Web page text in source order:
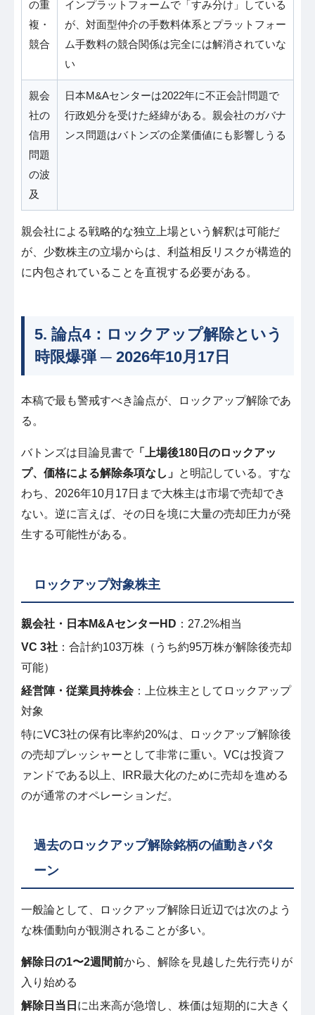
の重
複・
競合
インプラットフォームで「すみ分け」している
が、対面型仲介の手数料体系とプラットフォー
ム手数料の競合関係は完全には解消されていな
い
親会
社の
信用
問題
の波
及
日本M&Aセンターは2022年に不正会計問題で
行政処分を受けた経緯がある。親会社のガバナ
ンス問題はバトンズの企業価値にも影響しうる
親会社による戦略的な独立上場という解釈は可能だ
が、少数株主の立場からは、利益相反リスクが構造的
に内包されていることを直視する必要がある。
5. 論点4：ロックアップ解除という
時限爆弾 ─ 2026年10月17日
本稿で最も警戒すべき論点が、ロックアップ解除であ
る。
バトンズは目論見書で 「上場後180日のロックアッ
プ、価格による解除条項なし」 と明記している。すな
わち、2026年10月17日まで大株主は市場で売却でき
ない。逆に言えば、その日を境に大量の売却圧力が発
生する可能性がある。
ロックアップ対象株主
親会社・日本M&AセンターHD ：27.2%相当
VC 3社 ：合計約103万株（うち約95万株が解除後売却
可能）
経営陣・従業員持株会 ：上位株主としてロックアップ
対象
特にVC3社の保有比率約20%は、ロックアップ解除後
の売却プレッシャーとして非常に重い。VCは投資フ
ァンドである以上、IRR最大化のために売却を進める
のが通常のオペレーションだ。
過去のロックアップ解除銘柄の値動きパタ
ーン
一般論として、ロックアップ解除日近辺では次のよう
な株価動向が観測されることが多い。
解除日の1〜2週間前から、解除を見越した先行売りが
入り始める
解除日当日 に出来高が急増し、株価は短期的に大きく